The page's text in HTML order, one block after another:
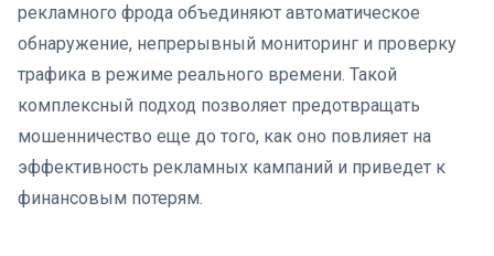
рекламного фрода объединяют автоматическое
обнаружение, непрерывный мониторинг и проверку
трафика в режиме реального времени. Такой
комплексный подход позволяет предотвращать
мошенничество еще до того, как оно повлияет на
эффективность рекламных кампаний и приведет к
финансовым потерям.